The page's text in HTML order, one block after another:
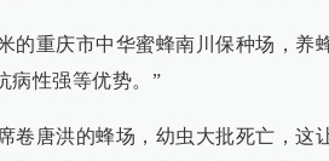
的重庆市中华蜜蜂南川保种场，养
病性强等优势。”
卷唐洪的蜂场，幼虫大批死亡，